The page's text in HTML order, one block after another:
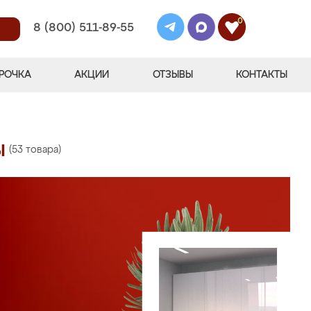
8 (800) 511-89-55
0
АКЦИИ ОТЗЫВЫ КОНТАКТЫ
(53 товара)